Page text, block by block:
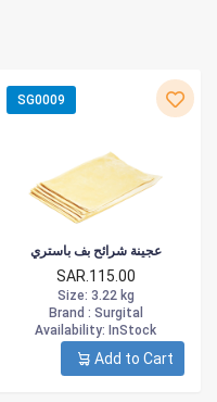
SG0009
عجينة شرائح بف باستري
SAR.115.00
Size: 3.22 kg
Brand : Surgital
Availability: InStock
Add to Cart